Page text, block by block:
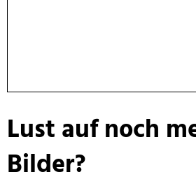
Lust auf noch
Bilder?